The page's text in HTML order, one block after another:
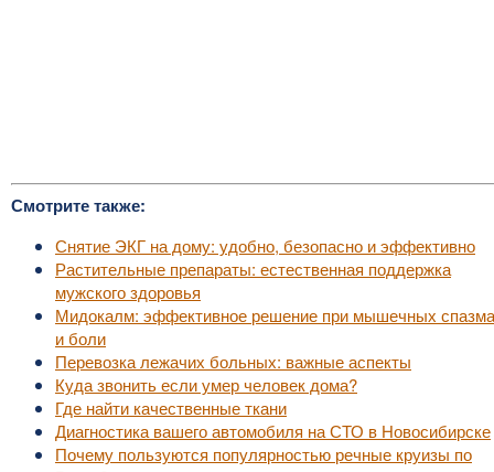
Смотрите также:
Снятие ЭКГ на дому: удобно, безопасно и эффективно
Растительные препараты: естественная поддержка
мужского здоровья
Мидокалм: эффективное решение при мышечных
и боли
Перевозка лежачих больных: важные аспекты
Куда звонить если умер человек дома?
Где найти качественные ткани
Диагностика вашего автомобиля на СТО в Новосибирске
Почему пользуются популярностью речные круизы по